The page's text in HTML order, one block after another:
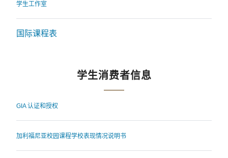
学生工作室
国际课程表
学生消费者信息
GIA 认证和授权
加利福尼亚校园课程学校表现情况说明书